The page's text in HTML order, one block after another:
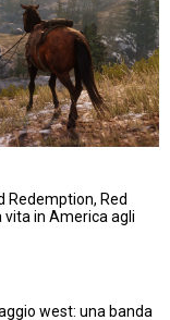
Redemption, Red
vita in America agli
west: una banda